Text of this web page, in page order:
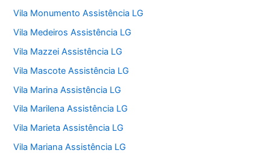
Vila Monumento Assistência LG
Vila Medeiros Assistência LG
Vila Mazzei Assistência LG
Vila Mascote Assistência LG
Vila Marina Assistência LG
Vila Marilena Assistência LG
Vila Marieta Assistência LG
Vila Mariana Assistência LG